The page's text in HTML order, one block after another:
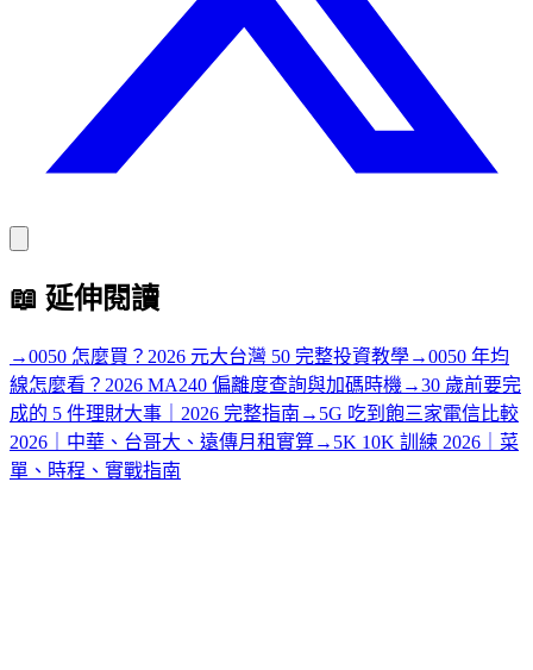
📖 延伸閱讀
→0050 怎麼買？2026 元大台灣 50 完整投資教學→0050 年均
線怎麼看？2026 MA240 偏離度查詢與加碼時機 →30 歲前要完
成的 5 件理財大事｜2026 完整指南 → 5G 吃到飽三家電信比較
2026｜中華、台哥大、遠傳月租實算→ 5K 10K 訓練 2026｜菜
單、時程、實戰指南